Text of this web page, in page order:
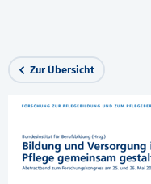
Zur Übersicht